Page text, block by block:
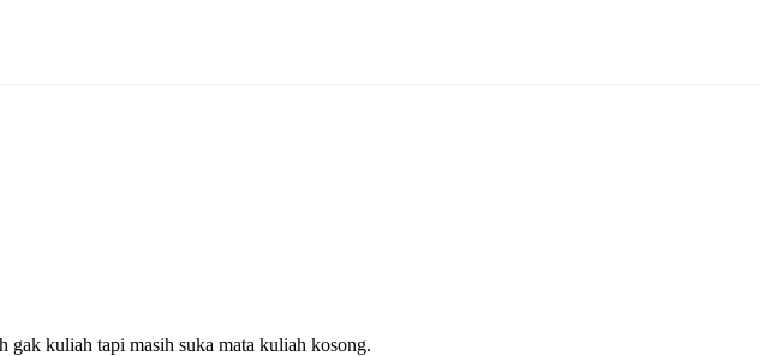
gak kuliah tapi masih suka mata kuliah kosong.